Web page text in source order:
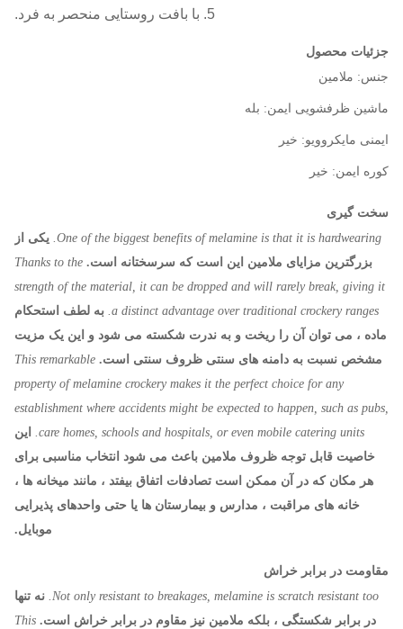
5. با بافت روستایی منحصر به فرد.
جزئیات محصول
جنس: ملامین
ماشین ظرفشویی ایمن: بله
ایمنی مایکروویو: خیر
کوره ایمن: خیر
سخت گیری
One of the biggest benefits of melamine is that it is hardwearing. یكی از
بزرگترین مزایای ملامین این است كه سرسختانه است. Thanks to the
strength of the material, it can be dropped and will rarely break, giving it
a distinct advantage over traditional crockery ranges. به لطف استحکام
ماده ، می توان آن را ریخت و به ندرت شکسته می شود و این یک مزیت
مشخص نسبت به دامنه های سنتی ظروف سنتی است. This remarkable
property of melamine crockery makes it the perfect choice for any
establishment where accidents might be expected to happen, such as pubs,
care homes, schools and hospitals, or even mobile catering units.
این
خاصیت قابل توجه ظروف ملامین باعث می شود انتخاب مناسبی برای
هر مکان که در آن ممکن است تصادفات اتفاق بیفتد ، مانند میخانه ها ،
خانه های مراقبت ، مدارس و بیمارستان ها یا حتی واحدهای پذیرایی
موبایل.
مقاومت در برابر خراش
Not only resistant to breakages, melamine is scratch resistant too. نه تنها
در برابر شکستگی ، بلکه ملامین نیز مقاوم در برابر خراش است. This